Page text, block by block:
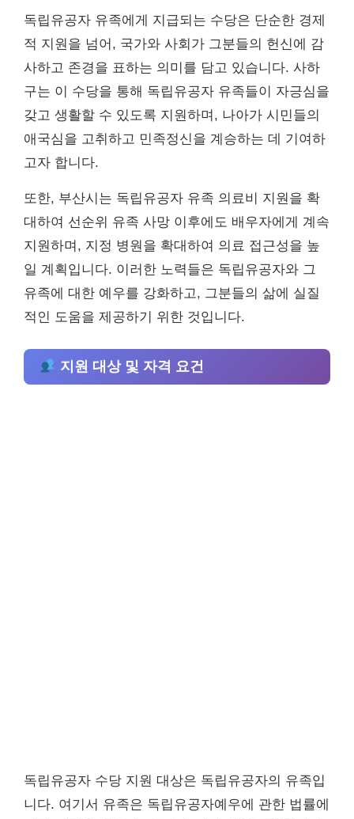
독립유공자 유족에게 지급되는 수당은 단순한 경제
적 지원을 넘어, 국가와 사회가 그분들의 헌신에 감
사하고 존경을 표하는 의미를 담고 있습니다. 사하
구는 이 수당을 통해 독립유공자 유족들이 자긍심을
갖고 생활할 수 있도록 지원하며, 나아가 시민들의
애국심을 고취하고 민족정신을 계승하는 데 기여하
고자 합니다.
또한, 부산시는 독립유공자 유족 의료비 지원을 확
대하여 선순위 유족 사망 이후에도 배우자에게 계속
지원하며, 지정 병원을 확대하여 의료 접근성을 높
일 계획입니다. 이러한 노력들은 독립유공자와 그
유족에 대한 예우를 강화하고, 그분들의 삶에 실질
적인 도움을 제공하기 위한 것입니다.
지원 대상 및 자격 요건
독립유공자 수당 지원 대상은 독립유공자의 유족입
니다. 여기서 유족은 독립유공자예우에 관한 법률에